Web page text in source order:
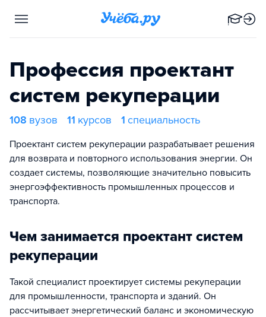
Профессия проектант
систем рекуперации
108 вузов 11 курсов 1 специальность
Проектант систем рекуперации разрабатывает решения
для возврата и повторного использования энергии. Он
создает системы, позволяющие значительно повысить
энергоэффективность промышленных процессов и
транспорта.
Чем занимается проектант систем
рекуперации
Такой специалист проектирует системы рекуперации
для промышленности, транспорта и зданий. Он
рассчитывает энергетический баланс и экономическую